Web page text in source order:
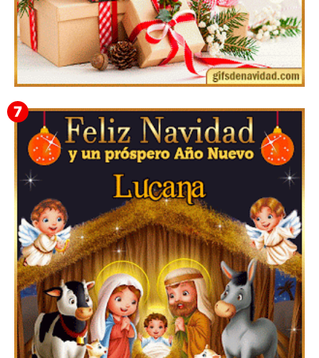
GIF navideños para descargar en el móvil